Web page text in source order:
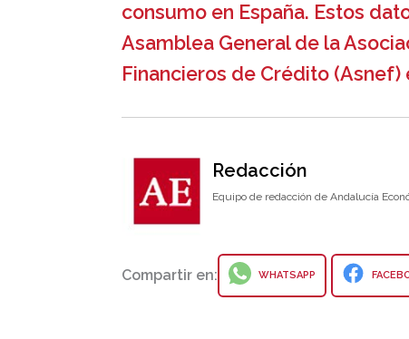
consumo en España. Estos
Asamblea General de la
Financieros de Crédito (Asnef)
Redacción
Equipo de redacción de Andalucía
Compartir en: WHATSAPP